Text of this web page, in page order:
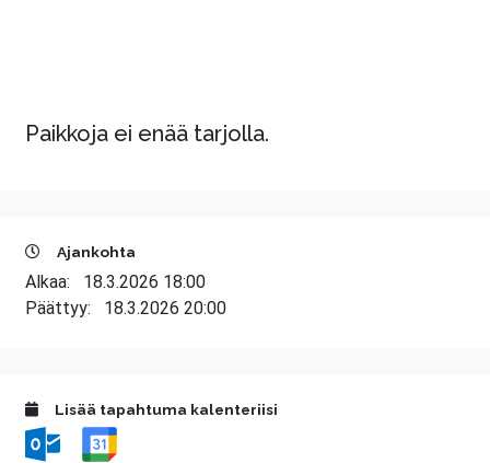
Paikkoja ei enää tarjolla.
Ajankohta
Alkaa: 18.3.2026 18:00
Päättyy: 18.3.2026 20:00
Lisää tapahtuma kalenteriisi